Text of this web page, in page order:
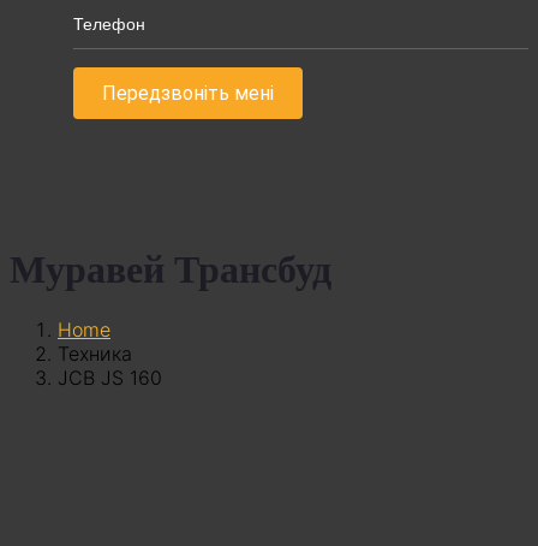
Муравей Трансбуд
Home
Техника
JCB JS 160